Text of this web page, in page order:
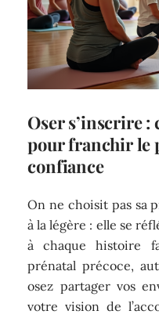
Oser s’inscrire :
pour franchir le
confiance
On ne choisit pas sa
à la légère : elle se
à chaque histoire
prénatal précoce,
osez partager vos
votre vision de